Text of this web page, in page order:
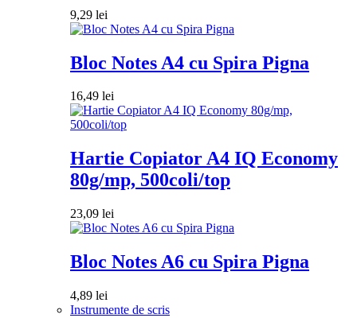
9,29 lei
Bloc Notes A4 cu Spira Pigna
16,49 lei
Hartie Copiator A4 IQ Economy
80g/mp, 500coli/top
23,09 lei
Bloc Notes A6 cu Spira Pigna
4,89 lei
Instrumente de scris